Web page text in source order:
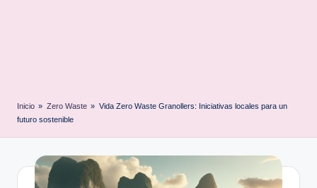
Inicio » Zero Waste » Vida Zero Waste Granollers: Iniciativas locales para un
futuro sostenible